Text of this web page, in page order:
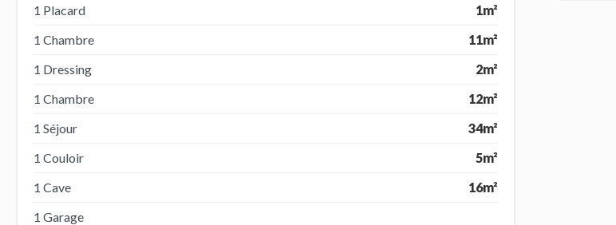
1 Placard
1m²
1 Chambre
11m²
1 Dressing
2m²
1 Chambre
12m²
1 Séjour
34m²
1 Couloir
5m²
1 Cave
16m²
1 Garage